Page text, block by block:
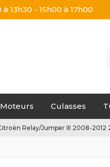
13h30 - 15h00 à 17h00
Moteurs Culasses
Relay/Jumper III 2008-2012